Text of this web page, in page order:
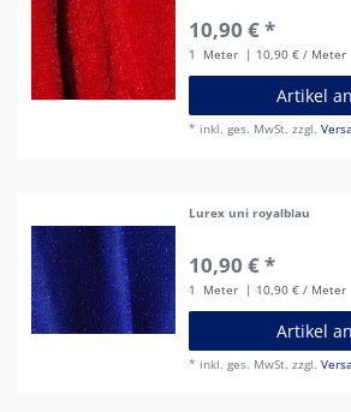
10,90 € *
1 Meter | 10,90 € / Meter
Artikel
* inkl. ges. MwSt. zzgl.
Lurex uni royalblau
10,90 € *
1 Meter | 10,90 € / Meter
Artikel
* inkl. ges. MwSt. zzgl.